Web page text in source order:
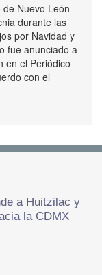
Nuevo León
durante las
por Navidad y
fue anunciado a
en el Periódico
con el
a Huitzilac y
la CDMX